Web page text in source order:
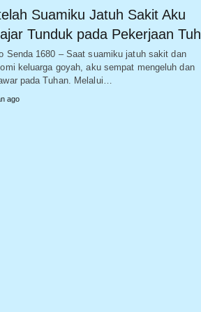
Suamiku Jatuh Sakit Aku
Tunduk pada Pekerjaan
Senda 1680 – Saat suamiku jatuh sakit dan
keluarga goyah, aku sempat mengeluh dan
pada Tuhan. Melalui…
ago